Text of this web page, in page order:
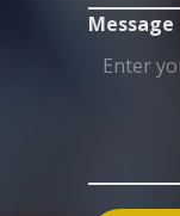
Message